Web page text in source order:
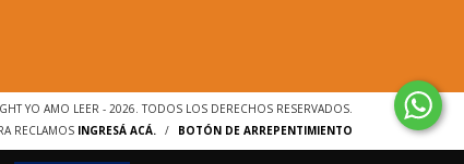
YO AMO LEER - 2026. TODOS LOS DERECHOS RESERVADOS.
RECLAMOS INGRESÁ ACÁ. / BOTÓN DE ARREPENTIMIENTO